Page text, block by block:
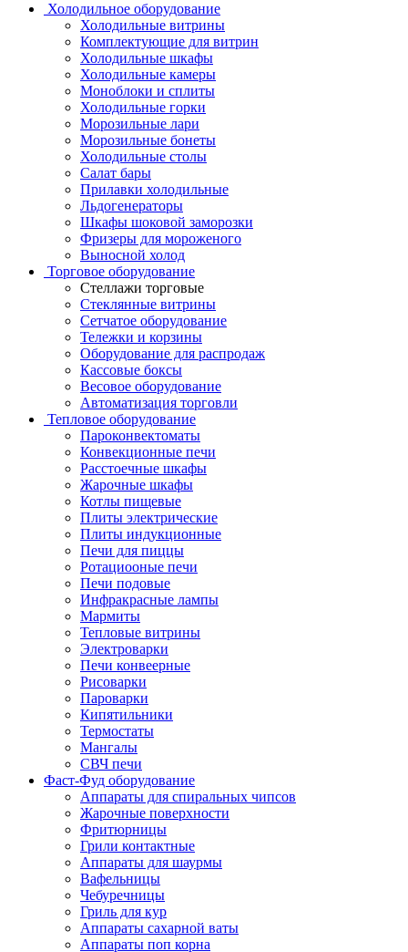
Холодильное оборудование
Холодильные витрины
Комплектующие для витрин
Холодильные шкафы
Холодильные камеры
Моноблоки и сплиты
Холодильные горки
Морозильные лари
Морозильные бонеты
Холодильные столы
Салат бары
Прилавки холодильные
Льдогенераторы
Шкафы шоковой заморозки
Фризеры для мороженого
Выносной холод
Торговое оборудование
Стеллажи торговые
Стеклянные витрины
Сетчатое оборудование
Тележки и корзины
Оборудование для распродаж
Кассовые боксы
Весовое оборудование
Автоматизация торговли
Тепловое оборудование
Пароконвектоматы
Конвекционные печи
Расстоечные шкафы
Жарочные шкафы
Котлы пищевые
Плиты электрические
Плиты индукционные
Печи для пиццы
Ротациооные печи
Печи подовые
Инфракрасные лампы
Мармиты
Тепловые витрины
Электроварки
Печи конвеерные
Рисоварки
Пароварки
Кипятильники
Термостаты
Мангалы
СВЧ печи
Фаст-Фуд оборудование
Аппараты для спиральных чипсов
Жарочные поверхности
Фритюрницы
Грили контактные
Аппараты для шаурмы
Вафельницы
Чебуречницы
Гриль для кур
Аппараты сахарной ваты
Аппараты поп корна